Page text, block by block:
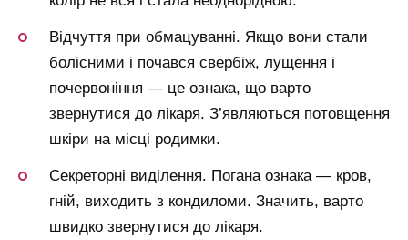
Відчуття при обмацуванні. Якщо вони стали
болісними і почався свербіж, лущення і
почервоніння — це ознака, що варто
звернутися до лікаря. З’являються потовщення
шкіри на місці родимки.
Секреторні виділення. Погана ознака — кров,
гній, виходить з кондиломи. Значить, варто
швидко звернутися до лікаря.